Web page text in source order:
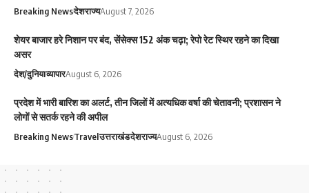
Breaking Newsदेशराज्यAugust 7, 2026
शेयर बाजार हरे निशान पर बंद, सेंसेक्स 152 अंक चढ़ा; रेपो रेट स्थिर रहने का दिखा
असर
देश/दुनियाव्यापारAugust 6, 2026
प्रदेश में भारी बारिश का अलर्ट, तीन जिलों में अत्यधिक वर्षा की चेतावनी; प्रशासन ने
लोगों से सतर्क रहने की अपील
Breaking NewsTravelउत्तराखंडदेशराज्यAugust 6, 2026